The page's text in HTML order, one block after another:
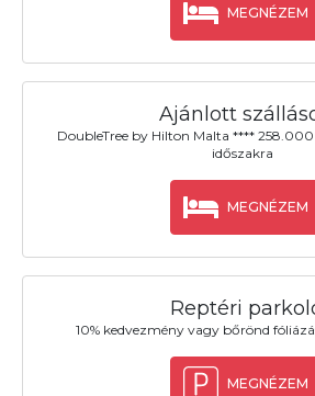
MEGNÉZEM
Ajánlott
DoubleTree by Hilton Malta ****
időszakra
MEGNÉZEM
Reptéri
10% kedvezmény vagy bőrönd
MEGNÉZEM